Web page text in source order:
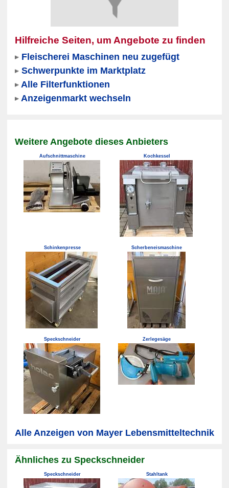
Hilfreiche Seiten, um Angebote zu finden
Fleischerei Maschinen neu zugefügt
Schwerpunkte im Marktplatz
Alle Filterfunktionen
Anzeigenmarkt wechseln
Weitere Angebote dieses Anbieters
Aufschnittmaschine Kochkessel
Schinkenpresse Scherbeneismaschine
Speckschneider Zerlegesäge
Alle Anzeigen von Mayer Lebensmitteltechnik
Ähnliches zu Speckschneider
Speckschneider Stahltank